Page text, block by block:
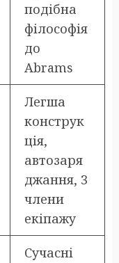
подібна
філософія
до
Abrams
Легша
конструк
ція,
автозаря
джання, 3
члени
екіпажу
Сучасні